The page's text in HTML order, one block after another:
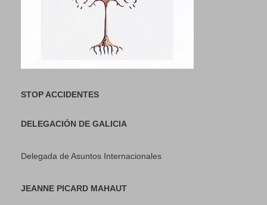
STOP ACCIDENTES
DELEGACIÓN DE GALICIA
Delegada de Asuntos Internacionales
JEANNE PICARD MAHAUT